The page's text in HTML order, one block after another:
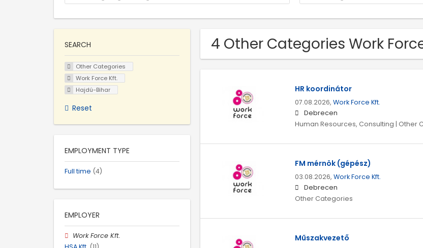
4 Other Categories Work
HR koordinátor
07.08.2026, Work Force Kft.
Debrecen
Human Resources, Consulting | Other
FM mérnök (gépész)
03.08.2026, Work Force Kft.
Debrecen
Other Categories
Műszakvezető
SEARCH
Other Categories
Work Force Kft.
Hajdú-Bihar
Reset
EMPLOYMENT TYPE
Full time (4)
EMPLOYER
Work Force Kft.